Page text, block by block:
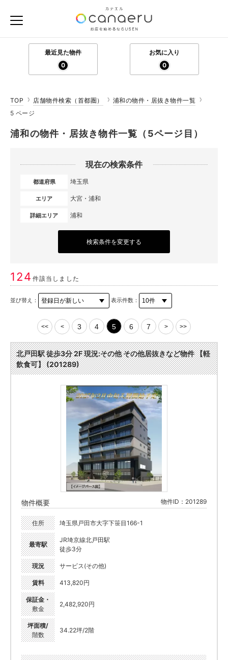
最近見た物件
0
お気に入り
0
TOP 店舗物件検索（首都圏）
浦和の物件・居抜き物件一覧
5 ページ
浦和の物件・居抜き物件一覧（5ページ目）
現在の検索条件
都道府県 埼玉県
エリア 大宮・浦和
詳細エリア 浦和
検索条件を変更する
124 件該当しました
並び替え： 表示件数：
<< < 3 4 5 6 7 > >>
北戸田駅 徒歩3分 2F 現況:その他 その他居抜きなど物件 【軽
飲食可】 (201289)
物件概要 物件ID：201289
住所 埼玉県戸田市大字下笹目166-1
最寄駅
JR埼京線北戸田駅
徒歩3分
現況 サービス(その他)
賃料 413,820円
保証金・
敷金
2,482,920円
坪面積/
階数
34.22坪/2階